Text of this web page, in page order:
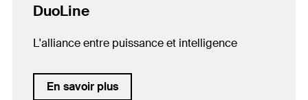
DuoLine
L'alliance entre puissance et intelligence
En savoir plus